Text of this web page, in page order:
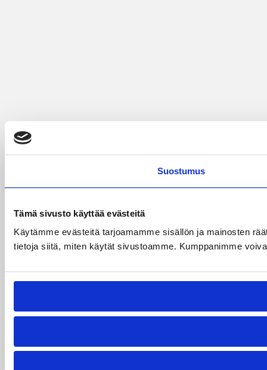
Suostumus
Tämä sivusto käyttää evästeitä
Käytämme evästeitä tarjoamamme sisällön ja mainosten
tietoja siitä, miten käytät sivustoamme. Kumppanimme